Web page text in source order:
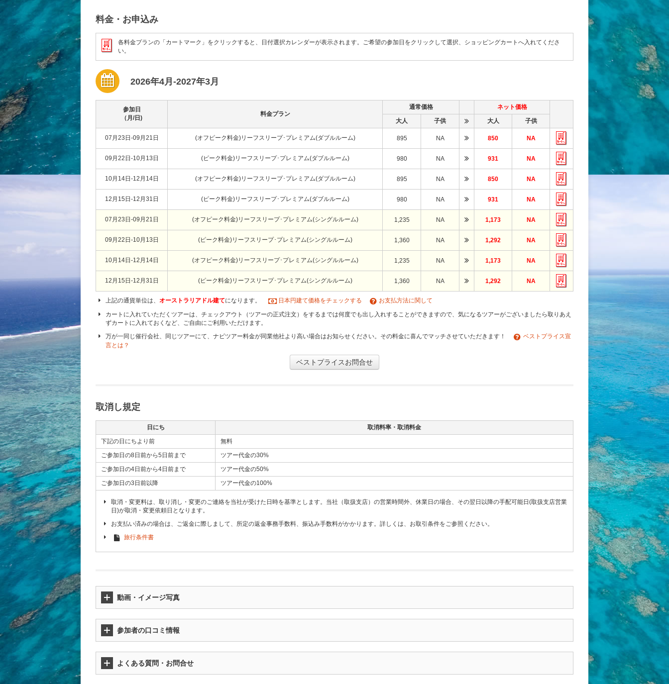
料金・お申込み
各料金プランの「カートマーク」をクリックすると、日付選択カレンダーが表示されます。ご希望の参加日をクリックして選択、ショッピングカートへ入れてくださ
い。
2026年4月-2027年3月
参加日
（月/日)
料金プラン
通常価格
ネット価格
大人
子供 大人 子供
07月23日-09月21日 (オフピーク料金)リーフスリープ･プレミアム(ダブルルーム) 895 NA 850 NA
09月22日-10月13日 (ピーク料金)リーフスリープ･プレミアム(ダブルルーム) 980 NA 931 NA
10月14日-12月14日 (オフピーク料金)リーフスリープ･プレミアム(ダブルルーム) 895 NA 850 NA
12月15日-12月31日 (ピーク料金)リーフスリープ･プレミアム(ダブルルーム) 980 NA 931 NA
07月23日-09月21日 (オフピーク料金)リーフスリープ･プレミアム(シングルルーム) 1,235 NA 1,173 NA
09月22日-10月13日 (ピーク料金)リーフスリープ･プレミアム(シングルルーム) 1,360 NA 1,292 NA
10月14日-12月14日 (オフピーク料金)リーフスリープ･プレミアム(シングルルーム) 1,235 NA 1,173 NA
12月15日-12月31日 (ピーク料金)リーフスリープ･プレミアム(シングルルーム) 1,360 NA 1,292 NA
上記の通貨単位は、 オーストラリアドル建てになります。 日本円建て価格をチェックする
お支払方法に関して
カートに入れていただくツアーは、チェックアウト（ツアーの正式注文）をするまでは何度でも出し入れすることができますので、気になるツアーがございましたら取りあえ
ずカートに入れておくなど、ご自由にご利用いただけます。
万が一同じ催行会社、同じツアーにて、ナビツアー料金が同業他社より高い場合はお知らせください。その料金に喜んでマッチさせていただきます！
ベストプライス宣
言とは？
ベストプライスお問合せ
取消し規定
日にち
取消料率・取消料金
下記の日にちより前
無料
ご参加日の8日前から5日前まで
ツアー代金の30%
ご参加日の4日前から4日前まで
ツアー代金の50%
ご参加日の3日前以降
ツアー代金の100%
取消・変更料は、取り消し・変更のご連絡を当社が受けた日時を基準とします。当社（取扱支店）の営業時間外、休業日の場合、その翌日以降の手配可能日(取扱支店営業
日)が取消・変更依頼日となります。
お支払い済みの場合は、ご返金に際しまして、所定の返金事務手数料、振込み手数料がかかります。詳しくは、お取引条件をご参照ください。
旅行条件書
動画・イメージ写真
参加者の口コミ情報
よくある質問・お問合せ